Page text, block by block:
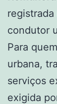
condutor
Para
urbana,
serviços
exigida